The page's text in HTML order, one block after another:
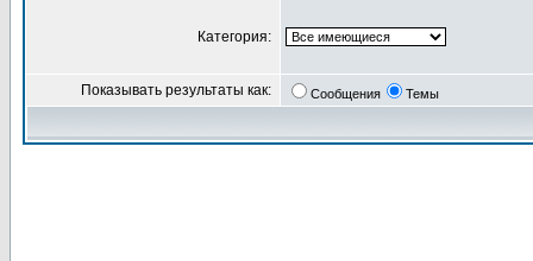
Категория:
Показывать результаты как: Сообщения Темы